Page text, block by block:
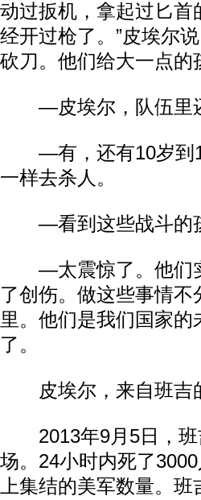
动过扳机，拿起过匕首
经开过枪了。”皮埃尔
砍刀。他们给大一点的
—皮埃尔，队伍里还
—有，还有10岁到12
一样去杀人。
—看到这些战斗的
—太震惊了。他们实
了创伤。做这些事情
里。他们是我们国家
了。
皮埃尔，来自班吉
2013年9月5日，班
场。24小时内死了
上集结的美军数量。